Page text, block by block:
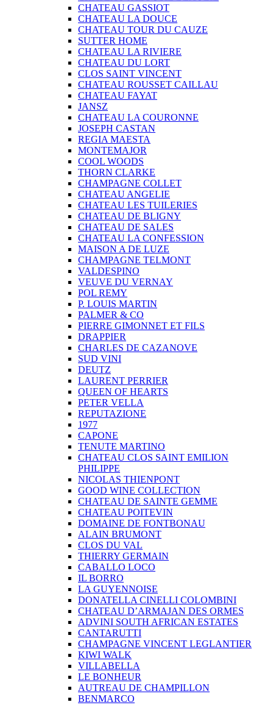
CHATEAU GASSIOT
CHATEAU LA DOUCE
CHATEAU TOUR DU CAUZE
SUTTER HOME
CHATEAU LA RIVIERE
CHATEAU DU LORT
CLOS SAINT VINCENT
CHATEAU ROUSSET CAILLAU
CHATEAU FAYAT
JANSZ
CHATEAU LA COURONNE
JOSEPH CASTAN
REGIA MAESTA
MONTEMAJOR
COOL WOODS
THORN CLARKE
CHAMPAGNE COLLET
CHATEAU ANGELIE
CHATEAU LES TUILERIES
CHATEAU DE BLIGNY
CHATEAU DE SALES
CHATEAU LA CONFESSION
MAISON A DE LUZE
CHAMPAGNE TELMONT
VALDESPINO
VEUVE DU VERNAY
POL REMY
P. LOUIS MARTIN
PALMER & CO
PIERRE GIMONNET ET FILS
DRAPPIER
CHARLES DE CAZANOVE
SUD VINI
DEUTZ
LAURENT PERRIER
QUEEN OF HEARTS
PETER VELLA
REPUTAZIONE
1977
CAPONE
TENUTE MARTINO
CHATEAU CLOS SAINT EMILION
PHILIPPE
NICOLAS THIENPONT
GOOD WINE COLLECTION
CHATEAU DE SAINTE GEMME
CHATEAU POITEVIN
DOMAINE DE FONTBONAU
ALAIN BRUMONT
CLOS DU VAL
THIERRY GERMAIN
CABALLO LOCO
IL BORRO
LA GUYENNOISE
DONATELLA CINELLI COLOMBINI
CHATEAU D’ARMAJAN DES ORMES
ADVINI SOUTH AFRICAN ESTATES
CANTARUTTI
CHAMPAGNE VINCENT LEGLANTIER
KIWI WALK
VILLABELLA
LE BONHEUR
AUTREAU DE CHAMPILLON
BENMARCO